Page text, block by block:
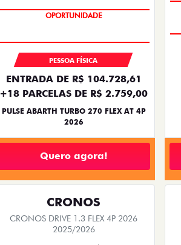
PESSOA FÍSICA
ENTRADA DE R$ 104.728,61
+18 PARCELAS DE R$ 2.759,00
PULSE ABARTH TURBO 270 FLEX AT 4P
2026
Quero agora!
CRONOS
CRONOS DRIVE 1.3 FLEX 4P 2026
2025/2026